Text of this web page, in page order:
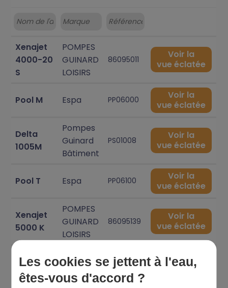
Xenajet
4000-20
S
POMPES
GUINARD
LOISIRS
86095011
Voir la
vue éclatée
Pool M Espa PP06000
Voir la
vue éclatée
Delta
1005M
Pompes
Guinard
Bâtiment
PS01008
Voir la
vue éclatée
Pool T Espa PP06100
Voir la
vue éclatée
Xenajet
5000 K
POMPES
GUINARD
LOISIRS
86095139
Voir la
vue éclatée
Xenajet
4000 K
POMPES
GUINARD
LOISIRS
86095140
Voir la
Les cookies se jettent à l'eau,
êtes-vous d'accord ?